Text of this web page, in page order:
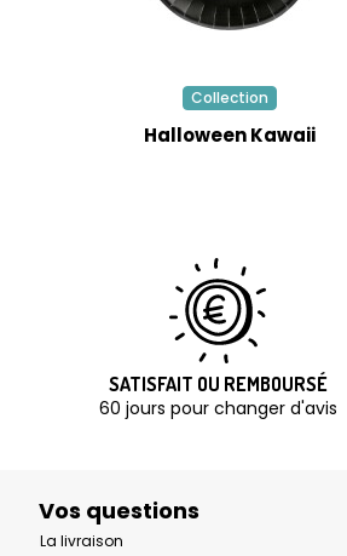
Collection
Halloween Kawaii
SATISFAIT OU REMBOURSÉ
60 jours pour changer d'avis
Vos questions
La livraison